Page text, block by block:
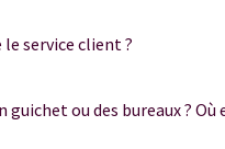
service client ?
guichet ou des bureaux ?